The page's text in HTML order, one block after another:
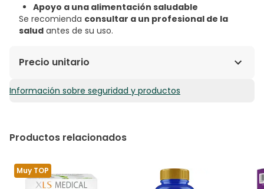
Apoyo a una alimentación saludable
Se recomienda consultar a un profesional de la
salud antes de su uso.
Precio unitario
0,38€ / Cápsulas
Información sobre seguridad y productos
Productos relacionados
Muy TOP